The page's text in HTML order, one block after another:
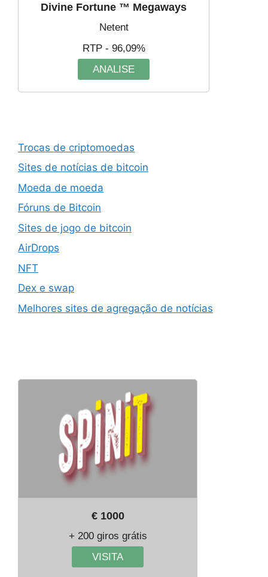
Divine Fortune ™ Megaways
Netent
RTP - 96,09%
ANALISE
Trocas de criptomoedas
Sites de notícias de bitcoin
Moeda de moeda
Fóruns de Bitcoin
Sites de jogo de bitcoin
AirDrops
NFT
Dex e swap
Melhores sites de agregação de notícias
€ 1000
+ 200 giros grátis
VISITA